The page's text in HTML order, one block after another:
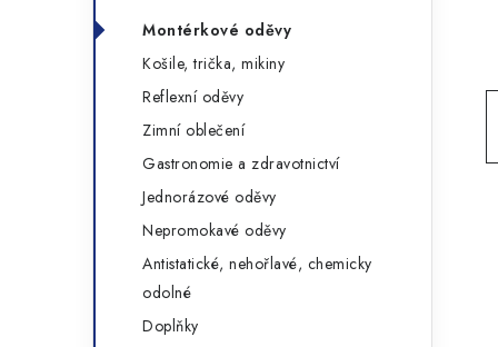
n
i
Montérkové oděvy
Košile, trička, mikiny
Reflexní oděvy
Zimní oblečení
Gastronomie a zdravotnictví
Jednorázové oděvy
Nepromokavé oděvy
Antistatické, nehořlavé, chemicky
odolné
Doplňky